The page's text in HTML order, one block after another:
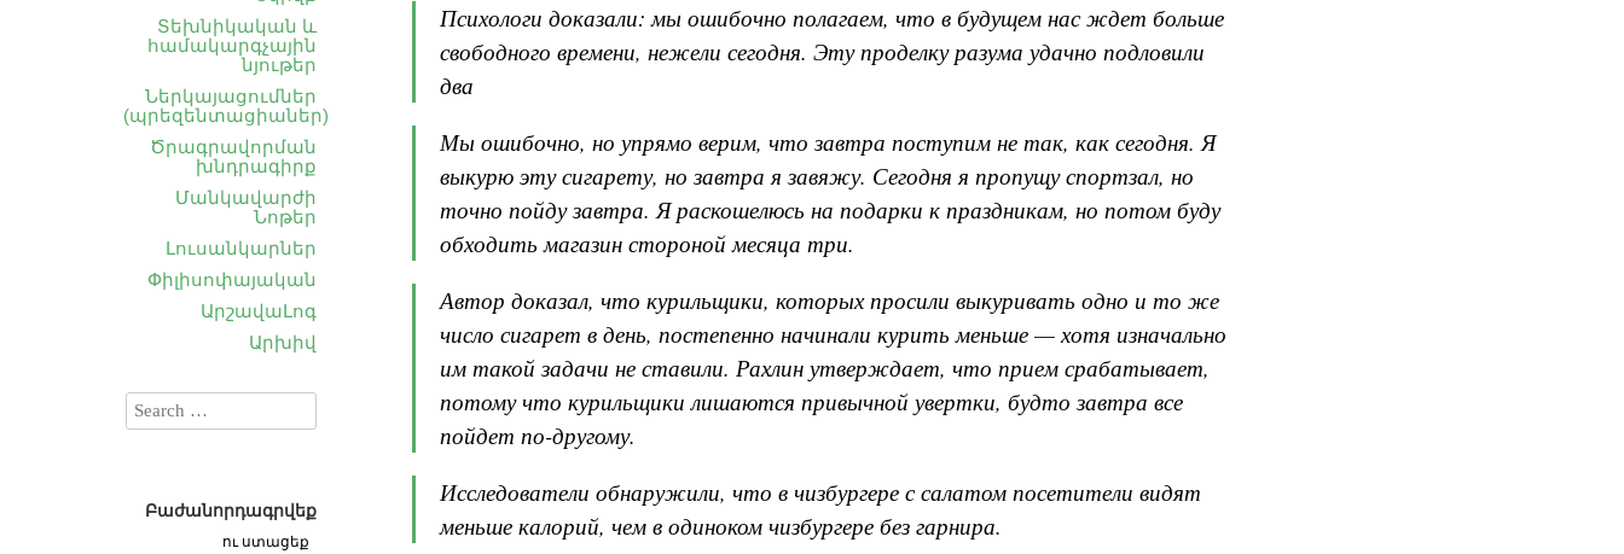
Տեխնիկական և
համակարգչային
նյութեր
Ներկայացումներ
(պրեզենտացիաներ)
Ծրագրավորման
խնդրագիրք
Մանկավարժի
Նոթեր
Լուսանկարներ
Փիլիսոփայական
ԱրշավաԼոգ
Արխիվ
Психологи доказали: мы ошибочно полагаем, что в будущем нас ждет больше
свободного времени, нежели сегодня. Эту проделку разума удачно подловили
два
Мы ошибочно, но упрямо верим, что завтра поступим не так, как сегодня. Я
выкурю эту сигарету, но завтра я завяжу. Сегодня я пропущу спортзал, но
точно пойду завтра. Я раскошелюсь на подарки к праздникам, но потом буду
обходить магазин стороной месяца три.
Автор доказал, что курильщики, которых просили выкуривать одно и то же
число сигарет в день, постепенно начинали курить меньше — хотя изначально
им такой задачи не ставили. Рахлин утверждает, что прием срабатывает,
потому что курильщики лишаются привычной увертки, будто завтра все
пойдет по-другому.
Исследователи обнаружили, что в чизбургере с салатом посетители видят
меньше калорий, чем в одиноком чизбургере без гарнира.
Բաժանորդագրվեք
ու ստացեք